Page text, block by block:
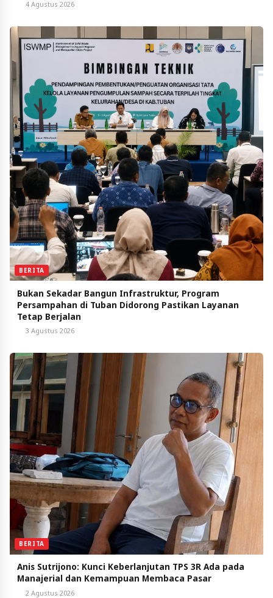
4 Agustus 2026
BERITA
Bukan Sekadar Bangun Infrastruktur, Program
Persampahan di Tuban Didorong Pastikan Layanan
Tetap Berjalan
3 Agustus 2026
BERITA
Anis Sutrijono: Kunci Keberlanjutan TPS 3R Ada pada
Manajerial dan Kemampuan Membaca Pasar
2 Agustus 2026